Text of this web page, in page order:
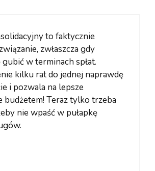
to faktycznie
zwłaszcza gdy
gubić w terminach spłat.
kilku rat do jednej naprawdę
i pozwala na lepsze
budżetem! Teraz tylko trzeba
nie wpaść w pułapkę